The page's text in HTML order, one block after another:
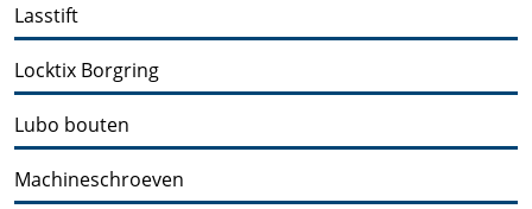
Lasstift
Locktix Borgring
Lubo bouten
Machineschroeven